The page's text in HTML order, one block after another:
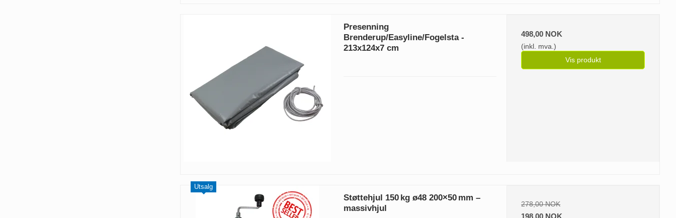
Presenning
Brenderup/Easyline/Fogelsta -
213x124x7 cm
498,00 NOK
(inkl. mva.)
Vis produkt
Utsalg
Støttehjul 150 kg ø48 200×50 mm –
massivhjul
278,00 NOK
198,00 NOK